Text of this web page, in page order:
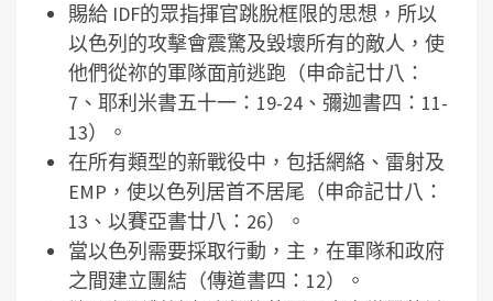
賜給 IDF的眾指揮官跳脫框限的思想，所以
以色列的攻擊會震驚及毀壞所有的敵人，使
他們從祢的軍隊面前逃跑（申命記廿八：
7、耶利米書五十一：19-24、彌迦書四：11-
13）。
在所有類型的新戰役中，包括網絡、雷射及
EMP，使以色列居首不居尾（申命記廿八：
13、以賽亞書廿八：26）。
當以色列需要採取行動，主，在軍隊和政府
之間建立團結（傳道書四：12）。